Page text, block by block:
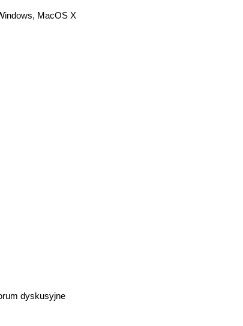
MacOS X
dyskusyjne